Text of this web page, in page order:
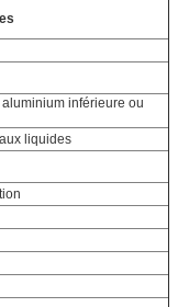
inférieure ou
liquides